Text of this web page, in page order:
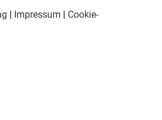
| Impressum | Cookie-